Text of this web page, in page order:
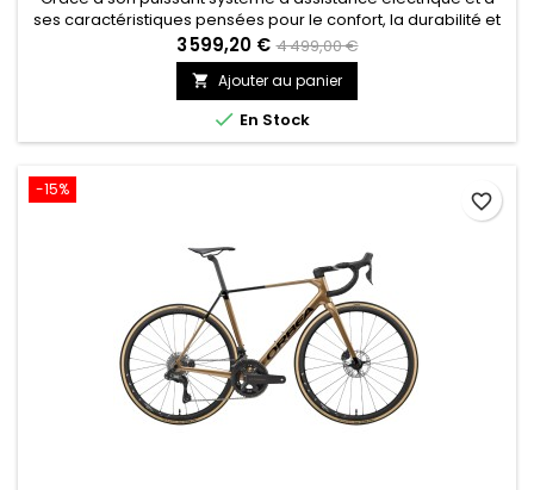
ses caractéristiques pensées pour le confort, la durabilité et
les aspects pratiques, toutes les routes vous appartiennent
sur le Synapse Neo Allroad.
3 599,20 € 4 499,00 €
 Ajouter au panier
 En Stock
-15%
favorite_border